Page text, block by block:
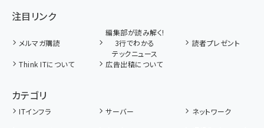
注目リンク
メルマガ購読
編集部が読み解く!
3行でわかる
テックニュース
読者プレゼント
Think ITについて 広告出稿について
カテゴリ
ITインフラ サーバー
ネットワーク